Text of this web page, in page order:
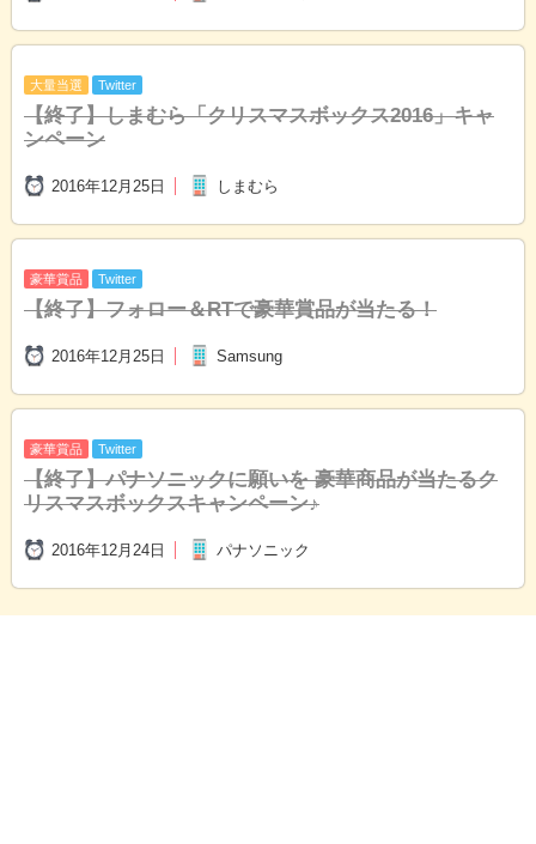
大量当選 Twitter
【終了】しまむら「クリスマスボックス2016」キャ
ンペーン
2016年12月25日 しまむら
豪華賞品 Twitter
【終了】フォロー＆RTで豪華賞品が当たる！
2016年12月25日 Samsung
豪華賞品 Twitter
【終了】パナソニックに願いを 豪華商品が当たるク
リスマスボックスキャンペーン♪
2016年12月24日 パナソニック